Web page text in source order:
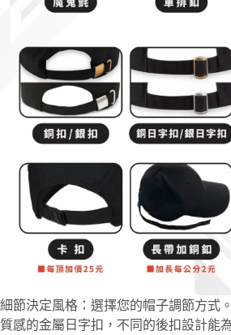
細節決定風格：選擇您的帽子調節方式
質感的金屬日字扣，不同的後扣設計能